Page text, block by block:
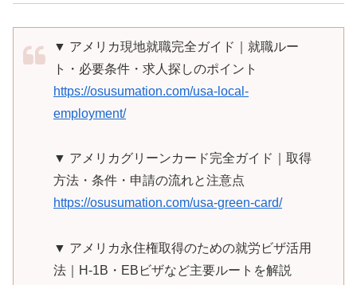
▼ アメリカ現地就職完全ガイド｜就職ルー
ト・必要条件・求人探しのポイント
https://osusumation.com/usa-local-
employment/
▼ アメリカグリーンカード完全ガイド｜取得
方法・条件・申請の流れと注意点
https://osusumation.com/usa-green-card/
▼ アメリカ永住権取得のための就労ビザ活用
法｜H-1B・EBビザなど主要ルートを解説